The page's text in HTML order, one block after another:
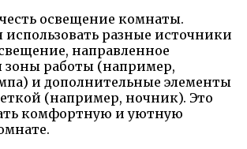
освещение комнаты.
использовать разные источники
направленное
зоны работы (например,
и дополнительные элементы
(например, ночник). Это
комфортную и уютную